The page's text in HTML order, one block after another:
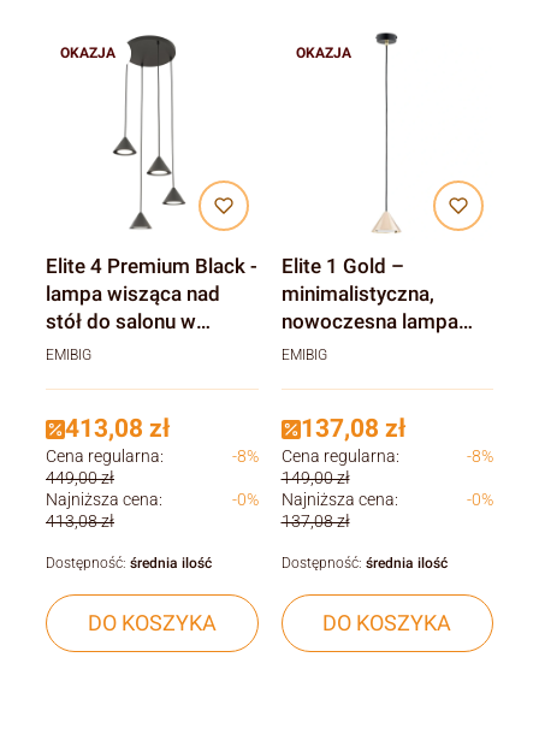
OKAZJA
Elite 4 Premium Black -
lampa wisząca nad
stół do salonu w
kolorze czarnym,
EMIBIG
413,08 zł
Cena regularna:
449,00 zł
-8%
Najniższa cena:
413,08 zł
-0%
DO KOSZYKA
Dostępność: średnia ilość
OKAZJA
Elite 1 Gold –
minimalistyczna,
nowoczesna lampa
wisząca, złoty klosz
EMIBIG
137,08 zł
Cena regularna:
149,00 zł
-8%
Najniższa cena:
137,08 zł
-0%
DO KOSZYKA
Dostępność: średnia ilość